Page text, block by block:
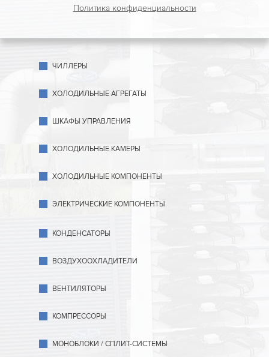
Политика конфиденциальности
ЧИЛЛЕРЫ
ХОЛОДИЛЬНЫЕ АГРЕГАТЫ
ШКАФЫ УПРАВЛЕНИЯ
ХОЛОДИЛЬНЫЕ КАМЕРЫ
ХОЛОДИЛЬНЫЕ КОМПОНЕНТЫ
ЭЛЕКТРИЧЕСКИЕ КОМПОНЕНТЫ
КОНДЕНСАТОРЫ
ВОЗДУХООХЛАДИТЕЛИ
ВЕНТИЛЯТОРЫ
КОМПРЕССОРЫ
МОНОБЛОКИ / СПЛИТ-СИСТЕМЫ